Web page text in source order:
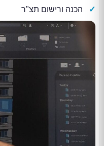
הכנה ורישום תצ"ר